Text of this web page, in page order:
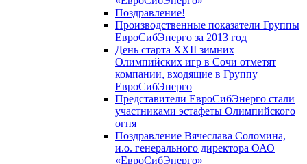
Поздравление!
Производственные показатели Группы
ЕвроСибЭнерго за 2013 год
День старта XXII зимних
Олимпийских игр в Сочи отметят
компании, входящие в Группу
ЕвроСибЭнерго
Представители ЕвроСибЭнерго стали
участниками эстафеты Олимпийского
огня
Поздравление Вячеслава Соломина,
и.о. генерального директора ОАО
«ЕвроСибЭнерго»